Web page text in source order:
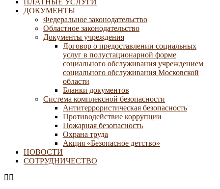
ПЛАТНЫЕ УСЛУГИ
ДОКУМЕНТЫ
Федеральное законодательство
Областное законодательство
Документы учреждения
Договор о предоставлении социальных
услуг в полустационарной форме
социального обслуживания учреждением
социального обслуживания Московской
области
Бланки документов
Система комплексной безопасности
Антитеррористическая безопасность
Противодействие коррупции
Пожарная безопасность
Охрана труда
Акция «Безопасное детство»
НОВОСТИ
СОТРУДНИЧЕСТВО